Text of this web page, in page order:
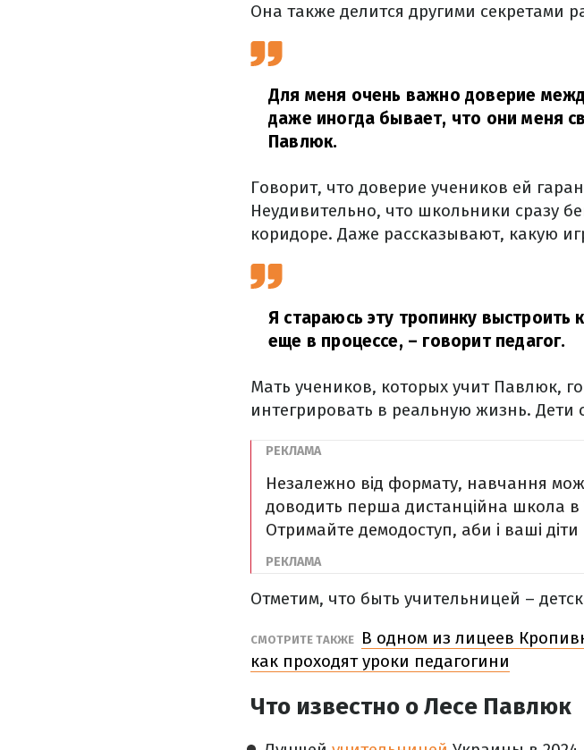
Она также делится другими секретами
Для меня очень важно доверие
даже иногда бывает, что они меня
Павлюк.
Говорит, что доверие учеников ей
Неудивительно, что школьники сразу
коридоре. Даже рассказывают, какую
Я стараюсь эту тропинку
еще в процессе, – говорит педагог.
Мать учеников, которых учит Павлюк,
интегрировать в реальную жизнь. Дети
Незалежно від формату, навчання
доводить перша дистанційна школа в
Отримайте демодоступ, аби і ваші
Отметим, что быть учительницей –
СМОТРИТЕ ТАКЖЕ
В одном из лицеев
как проходят уроки педагогини
Что известно о Лесе Павлюк